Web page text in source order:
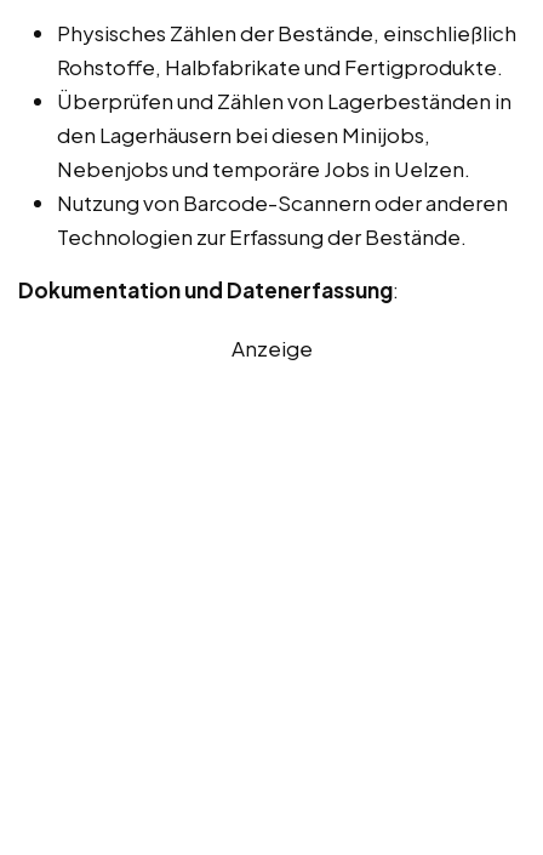
Physisches Zählen der Bestände, einschließlich
Rohstoffe, Halbfabrikate und Fertigprodukte.
Überprüfen und Zählen von Lagerbeständen in
den Lagerhäusern bei diesen Minijobs,
Nebenjobs und temporäre Jobs in Uelzen.
Nutzung von Barcode-Scannern oder anderen
Technologien zur Erfassung der Bestände.
Dokumentation und Datenerfassung:
Anzeige